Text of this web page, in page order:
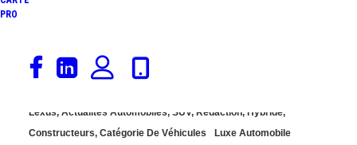
PRO
Lexus, Actualités Automobiles, SUV, Rédaction, Hybride,
Constructeurs, Catégorie De Véhicules Luxe Automobile